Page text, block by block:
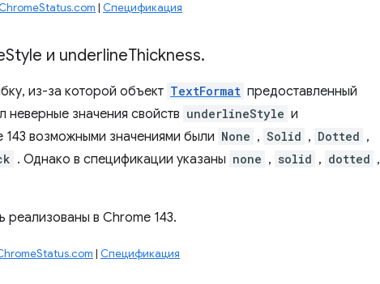
| Спецификация
Style и underlineThickness.
из-за которой объект TextFormat предоставленный
неверные значения свойств underlineStyle и
возможными значениями были None , Solid , Dotted ,
. Однако в спецификации указаны none , solid , dotted ,
реализованы в Chrome 143.
| Спецификация